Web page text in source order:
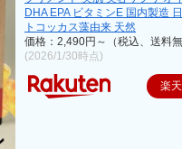
DHA EPA ビタミンE 国内製造
トコッカス藻由来 天然
価格：2,490円～（税込、送料
(2026/1/30時点)
楽